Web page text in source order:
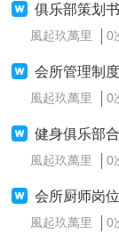
俱乐部策划书
風起玖萬里 0
会所管理制度
風起玖萬里 0
健身俱乐部
風起玖萬里 0
会所厨师岗
風起玖萬里 0